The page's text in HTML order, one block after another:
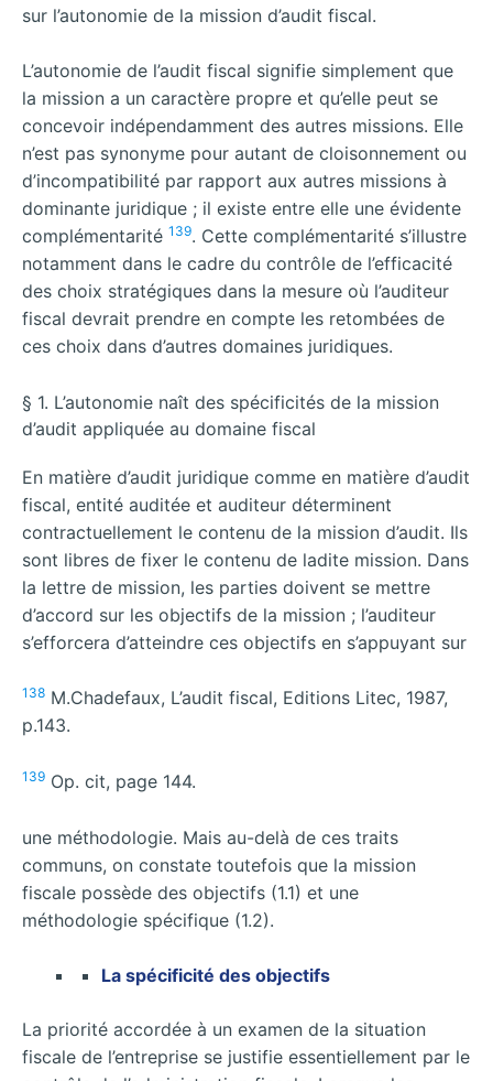
sur l’autonomie de la mission d’audit fiscal.
L’autonomie de l’audit fiscal signifie simplement que
la mission a un caractère propre et qu’elle peut se
concevoir indépendamment des autres missions. Elle
n’est pas synonyme pour autant de cloisonnement ou
d’incompatibilité par rapport aux autres missions à
dominante juridique ; il existe entre elle une évidente
complémentarité 139. Cette complémentarité s’illustre
notamment dans le cadre du contrôle de l’efficacité
des choix stratégiques dans la mesure où l’auditeur
fiscal devrait prendre en compte les retombées de
ces choix dans d’autres domaines juridiques.
§ 1. L’autonomie naît des spécificités de la mission
d’audit appliquée au domaine fiscal
En matière d’audit juridique comme en matière d’audit
fiscal, entité auditée et auditeur déterminent
contractuellement le contenu de la mission d’audit. Ils
sont libres de fixer le contenu de ladite mission. Dans
la lettre de mission, les parties doivent se mettre
d’accord sur les objectifs de la mission ; l’auditeur
s’efforcera d’atteindre ces objectifs en s’appuyant sur
138 M.Chadefaux, L’audit fiscal, Editions Litec, 1987,
p.143.
139 Op. cit, page 144.
une méthodologie. Mais au-delà de ces traits
communs, on constate toutefois que la mission
fiscale possède des objectifs (1.1) et une
méthodologie spécifique (1.2).
La spécificité des objectifs
La priorité accordée à un examen de la situation
fiscale de l’entreprise se justifie essentiellement par le